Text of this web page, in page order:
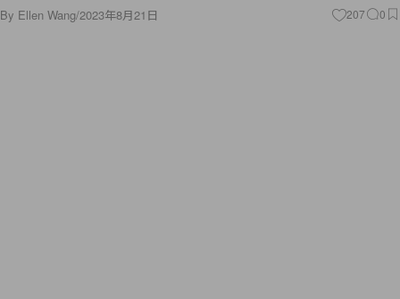
By Ellen Wang/2023年8月21日 207 0